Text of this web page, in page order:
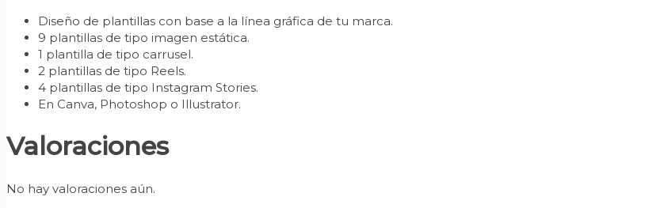
Diseño de plantillas con base a la línea gráfica de tu marca.
9 plantillas de tipo imagen estática.
1 plantilla de tipo carrusel.
2 plantillas de tipo Reels.
4 plantillas de tipo Instagram Stories.
En Canva, Photoshop o Illustrator.
Valoraciones
No hay valoraciones aún.